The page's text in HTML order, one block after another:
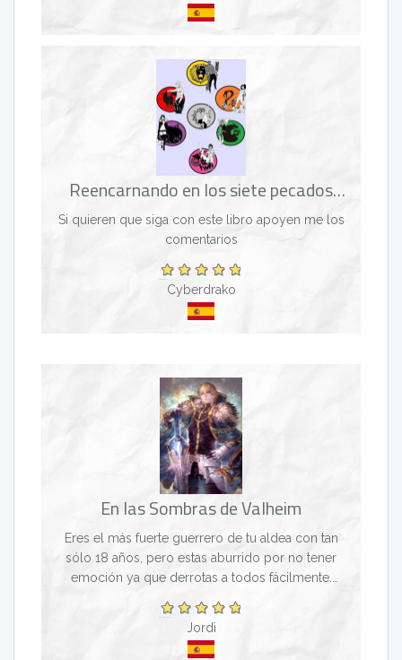
Reencarnando en los siete pecados
capitales
Si quieren que siga con este libro apoyen me los
comentarios
Cyberdrako
En las Sombras de Valheim
Eres el más fuerte guerrero de tu aldea con tan
sólo 18 años, pero estas aburrido por no tener
emoción ya que derrotas a todos fácilmente.
Reino. E...
Jordi